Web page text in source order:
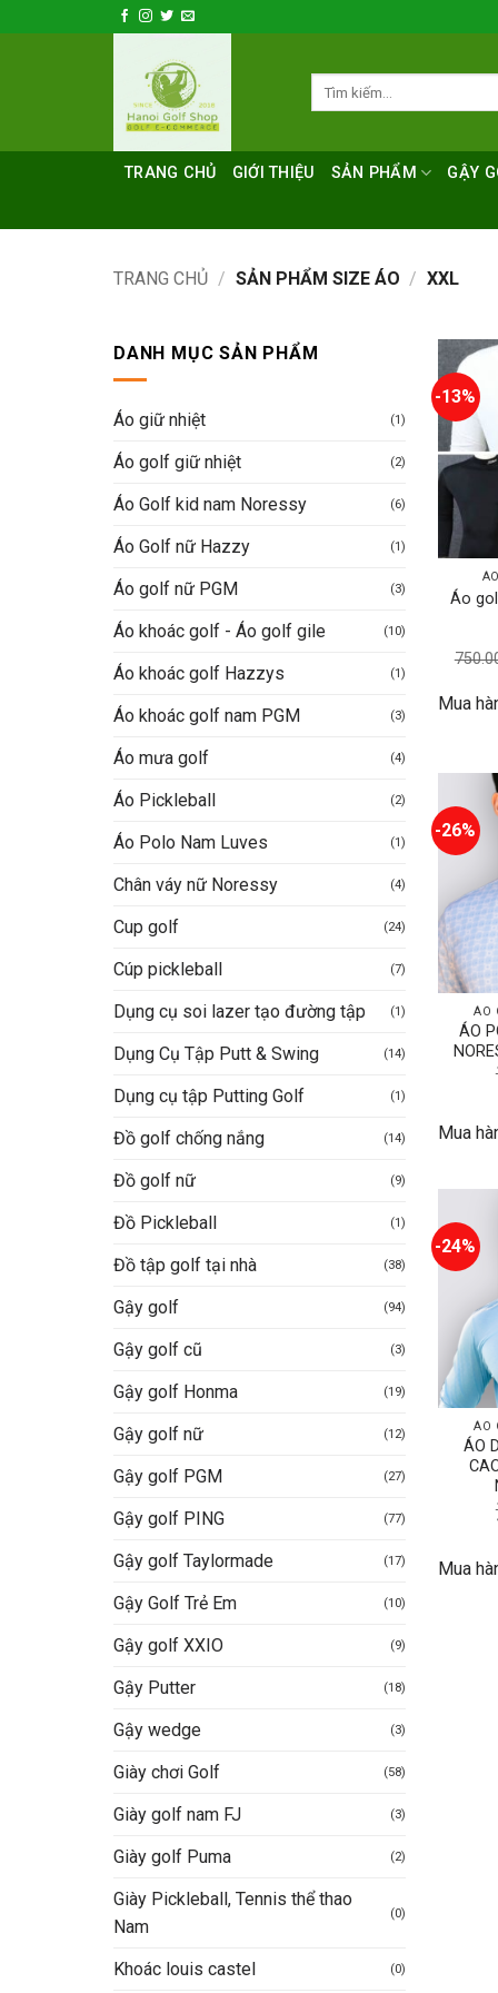
qua
TRANG CHỦ GIỚI THIỆU SẢN PHẨM GẬY
TRANG CHỦ / SẢN PHẨM SIZE ÁO / XXL
DANH MỤC SẢN PHẨM
Áo giữ nhiệt (1)
Áo golf giữ nhiệt (2)
Áo Golf kid nam Noressy (6)
Áo Golf nữ Hazzy (1)
Áo golf nữ PGM (3)
Áo khoác golf - Áo golf gile (10)
Áo khoác golf Hazzys (1)
Áo khoác golf nam PGM (3)
Áo mưa golf (4)
Áo Pickleball (2)
Áo Polo Nam Luves (1)
Chân váy nữ Noressy (4)
Cup golf (24)
Cúp pickleball (7)
Dụng cụ soi lazer tạo đường tập (1)
Dụng Cụ Tập Putt & Swing (14)
Dụng cụ tập Putting Golf (1)
Đồ golf chống nắng (14)
Đồ golf nữ (9)
Đồ Pickleball (1)
Đồ tập golf tại nhà (38)
Gậy golf (94)
Gậy golf cũ (3)
Gậy golf Honma (19)
Gậy golf nữ (12)
Gậy golf PGM (27)
Gậy golf PING (77)
Gậy golf Taylormade (17)
Gậy Golf Trẻ Em (10)
Gậy golf XXIO (9)
Gậy Putter (18)
Gậy wedge (3)
Giày chơi Golf (58)
Giày golf nam FJ (3)
Giày golf Puma (2)
Giày Pickleball, Tennis thể thao
Nam
(0)
Khoác louis castel (0)
-13%
Áo
Mua
-26%
ÁO
ÁO
Mua
-24%
ÁO
ÁO
Mua